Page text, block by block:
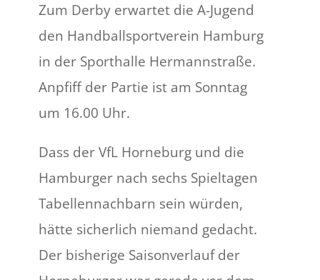
Zum Derby erwartet die A-Jugend
den Handballsportverein Hamburg
in der Sporthalle Hermannstraße.
Anpfiff der Partie ist am Sonntag
um 16.00 Uhr.
Dass der VfL Horneburg und die
Hamburger nach sechs Spieltagen
Tabellennachbarn sein würden,
hätte sicherlich niemand gedacht.
Der bisherige Saisonverlauf der